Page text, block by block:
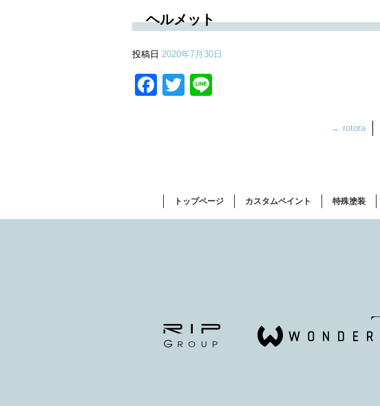
ヘルメット
投稿日 2020年7月30日
Facebook
Twitter
← rotora
トップページ カスタムペイント 特殊塗装